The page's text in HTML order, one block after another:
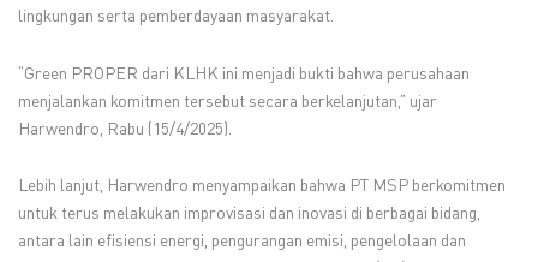
lingkungan serta pemberdayaan masyarakat.
“Green PROPER dari KLHK ini menjadi bukti bahwa perusahaan
menjalankan komitmen tersebut secara berkelanjutan,” ujar
Harwendro, Rabu (15/4/2025).
Lebih lanjut, Harwendro menyampaikan bahwa PT MSP berkomitmen
untuk terus melakukan improvisasi dan inovasi di berbagai bidang,
antara lain efisiensi energi, pengurangan emisi, pengelolaan dan